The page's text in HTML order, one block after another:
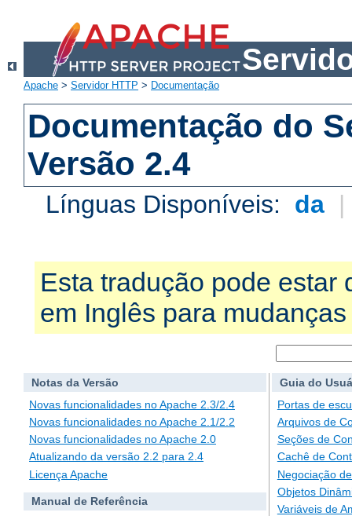
Apache > Servidor HTTP > Documentação
Documentação do
Versão 2.4
Línguas Disponíveis: da |
Esta tradução pode estar
em Inglês para
Notas da Versão
Novas funcionalidades no Apache 2.3/2.4
Novas funcionalidades no Apache 2.1/2.2
Novas funcionalidades no Apache 2.0
Atualizando da versão 2.2 para 2.4
Licença Apache
Manual de Referência
Guia do
Portas de
Arquivos de
Seções de
Cachê de
Negociação
Objetos
Variáveis de